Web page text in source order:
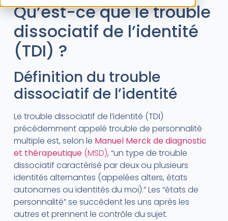
Qu’est-ce que le trouble
dissociatif de l’identité
(TDI) ?
Définition du trouble
dissociatif de l’identité
Le trouble dissociatif de l’identité (TDI)
précédemment appelé trouble de personnalité
multiple est, selon le Manuel Merck de diagnostic
et thérapeutique(MSD), “un type de trouble
dissociatif caractérisé par deux ou plusieurs
identités alternantes (appelées alters, états
autonomes ou identités du moi).” Les “états de
personnalité” se succèdent les uns après les
autres et prennent le contrôle du sujet.